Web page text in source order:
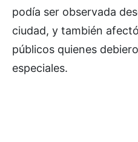
podía ser observada
ciudad, y también
públicos quienes
especiales.